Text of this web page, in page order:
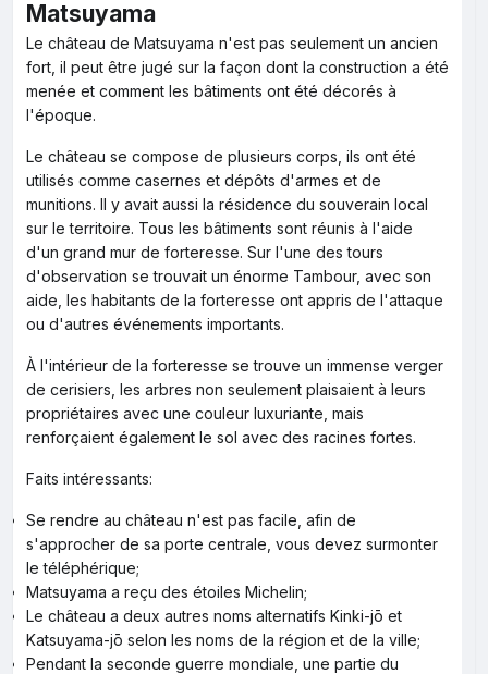
Matsuyama
Le château de Matsuyama n'est pas seulement un ancien
fort, il peut être jugé sur la façon dont la construction a été
menée et comment les bâtiments ont été décorés à
l'époque.
Le château se compose de plusieurs corps, ils ont été
utilisés comme casernes et dépôts d'armes et de
munitions. Il y avait aussi la résidence du souverain local
sur le territoire. Tous les bâtiments sont réunis à l'aide
d'un grand mur de forteresse. Sur l'une des tours
d'observation se trouvait un énorme Tambour, avec son
aide, les habitants de la forteresse ont appris de l'attaque
ou d'autres événements importants.
À l'intérieur de la forteresse se trouve un immense verger
de cerisiers, les arbres non seulement plaisaient à leurs
propriétaires avec une couleur luxuriante, mais
renforçaient également le sol avec des racines fortes.
Faits intéressants:
Se rendre au château n'est pas facile, afin de
s'approcher de sa porte centrale, vous devez surmonter
le téléphérique;
Matsuyama a reçu des étoiles Michelin;
Le château a deux autres noms alternatifs Kinki-jō et
Katsuyama-jō selon les noms de la région et de la ville;
Pendant la seconde guerre mondiale, une partie du